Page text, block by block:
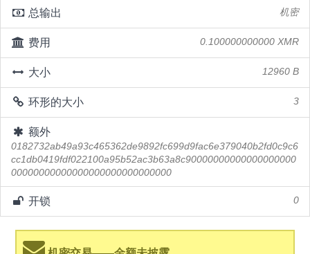
总输出 机密
费用 0.100000000000 XMR
大小 12960 B
环形的大小 3
额外
0182732ab49a93c465362de9892fc699d9fac6e379040b2fd0c9c6
cc1db0419fdf022100a95b52ac3b63a8c90000000000000000000
00000000000000000000000000000
开锁 0